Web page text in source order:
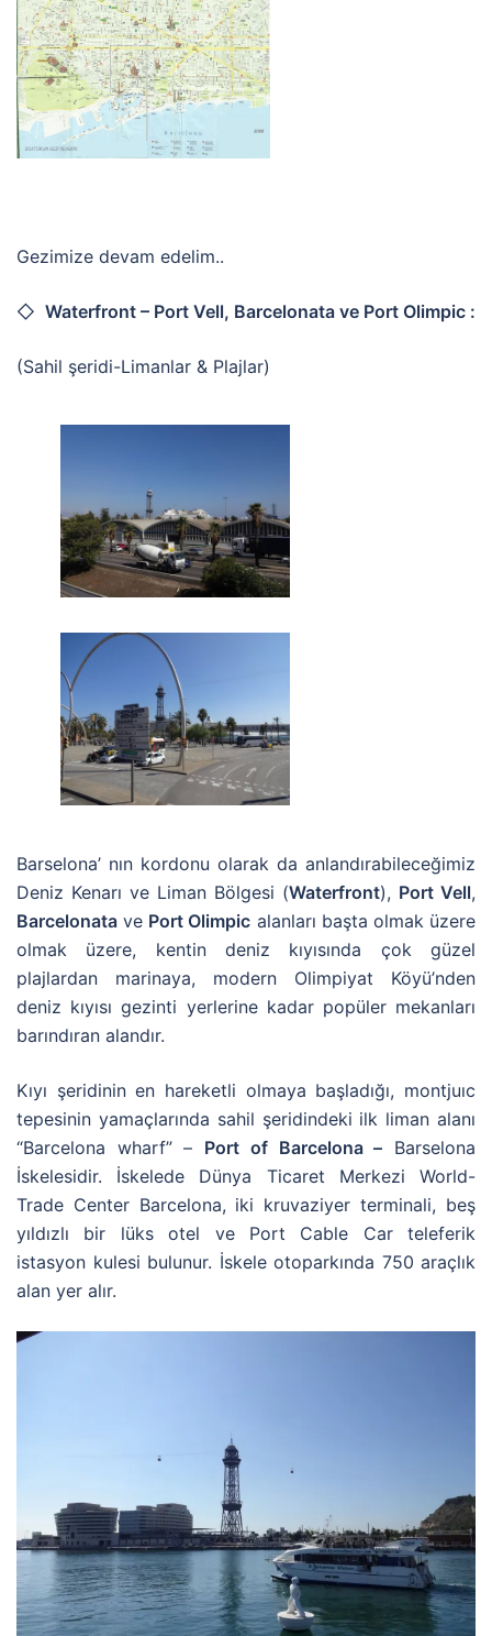
Gezimize devam edelim..
◇ Waterfront – Port Vell, Barcelonata ve Port Olimpic :
(Sahil şeridi-Limanlar & Plajlar)
Barselona’ nın kordonu olarak da anlandırabileceğimiz
Deniz Kenarı ve Liman Bölgesi (Waterfront), Port Vell,
Barcelonata ve Port Olimpic alanları başta olmak üzere
olmak üzere, kentin deniz kıyısında çok güzel
plajlardan marinaya, modern Olimpiyat Köyü’nden
deniz kıyısı gezinti yerlerine kadar popüler mekanları
barındıran alandır.
Kıyı şeridinin en hareketli olmaya başladığı, montjuıc
tepesinin yamaçlarında sahil şeridindeki ilk liman alanı
“Barcelona wharf” – Port of Barcelona – Barselona
İskelesidir. İskelede Dünya Ticaret Merkezi World-
Trade Center Barcelona, iki kruvaziyer terminali, beş
yıldızlı bir lüks otel ve Port Cable Car teleferik
istasyon kulesi bulunur. İskele otoparkında 750 araçlık
alan yer alır.